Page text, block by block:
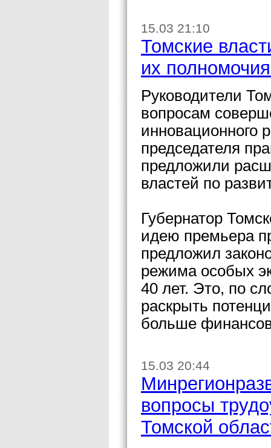
15.03 21:10
Томские
их
Руководители
вопросам
инновационного
председателя
предложили
властей по
Губернатор
идею премьера
предложил
режима особых
40 лет. Это, по
раскрыть
больше
15.03 20:44
вопросы
Томской